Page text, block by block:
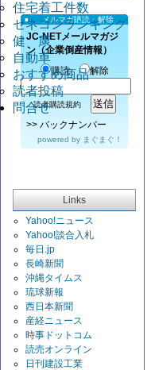
住宅着工件数
ゼネコンランキング
健 康
自動車
おすすめ商品
読者投稿
問合せ
メルマガ購読・解除
JC-NETメールマガジ
ン（企業倒産情報）
購読
解除
読者購読規約
>> バックナンバー
powered by まぐまぐ！
Links
Yahoo!ニュース
Yahoo!談合入札
毎日.jp
長崎新聞
沖縄タイムス
琉球新報
西日本新聞
産経ニュース
時事ドットコム
読売オンライン
日刊建設工業